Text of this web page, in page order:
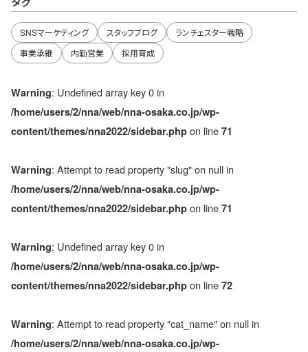
SNSマーケティング スタッフブログ
ランチェスター戦略
事業承継
内勤営業 採用育成
Warning: Undefined array key 0 in
/home/users/2/nna/web/nna-osaka.co.jp/wp-
content/themes/nna2022/sidebar.php on line 71
Warning: Attempt to read property "slug" on null in
/home/users/2/nna/web/nna-osaka.co.jp/wp-
content/themes/nna2022/sidebar.php on line 71
Warning: Undefined array key 0 in
/home/users/2/nna/web/nna-osaka.co.jp/wp-
content/themes/nna2022/sidebar.php on line 72
Warning: Attempt to read property "cat_name" on null in
/home/users/2/nna/web/nna-osaka.co.jp/wp-